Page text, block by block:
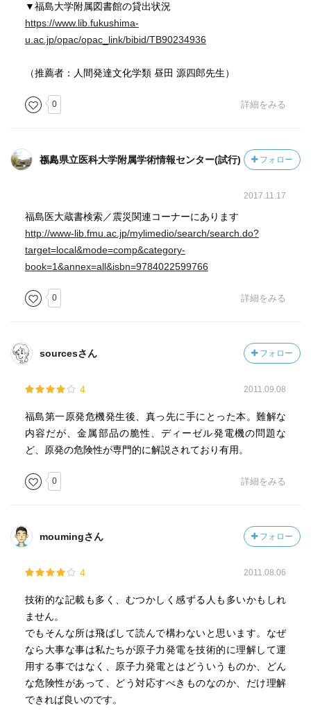
▼福島大学附属図書館の貸出状況
https://www.lib.fukushima-
u.ac.jp/opac/opac_link/bibid/TB90234936
（推薦者：人間発達文化学類 昼田 源四郎先生）
0 詳細をみる
福島県立医科大学附属学術情報センター(試行)さん フォロー
2017.11.17
福島医大蔵書検索／震災関連コーナーにあります
http://www-lib.fmu.ac.jp/mylimedio/search/search.do?
target=local&mode=comp&category-
book=1&annex=all&isbn=9784022599766
0 詳細をみる
sourcesさん フォロー
4 2011.09.08
福島第一原発危機発生後、真っ先に手にとった本。難解な
内容だが、金属部品の脆性、ディーゼル発電機の問題な
ど、原発の危険性が専門的に解説されており有用。
0 詳細をみる
moumingさん フォロー
4 2011.08.06
技術的な記載も多く、むつかしく感ずる人も多いかもしれ
ません。
でもそんな所は飛ばして読んで構わないと思います。なぜ
なら大事な事は私たちが原子力発電を技術的に理解して運
用する事ではなく、原子力発電とはどういうものか、どん
な危険性があって、どう対応すべきものなのか、だけ理解
できれば良いのです。